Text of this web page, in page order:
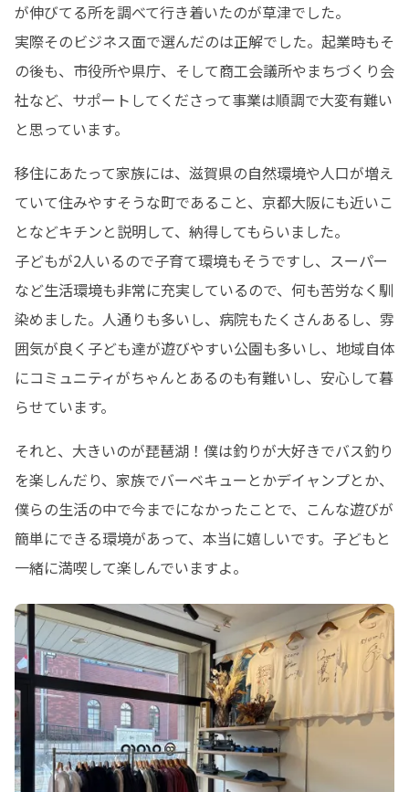
が伸びてる所を調べて行き着いたのが草津でした。
実際そのビジネス面で選んだのは正解でした。起業時もそ
の後も、市役所や県庁、そして商工会議所やまちづくり会
社など、サポートしてくださって事業は順調で大変有難い
と思っています。
移住にあたって家族には、滋賀県の自然環境や人口が増え
ていて住みやすそうな町であること、京都大阪にも近いこ
となどキチンと説明して、納得してもらいました。
子どもが2人いるので子育て環境もそうですし、スーパー
など生活環境も非常に充実しているので、何も苦労なく馴
染めました。人通りも多いし、病院もたくさんあるし、雰
囲気が良く子ども達が遊びやすい公園も多いし、地域自体
にコミュニティがちゃんとあるのも有難いし、安心して暮
らせています。
それと、大きいのが琵琶湖！僕は釣りが大好きでバス釣り
を楽しんだり、家族でバーベキューとかデイャンプとか、
僕らの生活の中で今までになかったことで、こんな遊びが
簡単にできる環境があって、本当に嬉しいです。子どもと
一緒に満喫して楽しんでいますよ。